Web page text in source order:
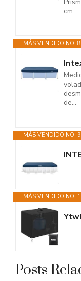
cm...
MÁS VENDIDO NO. 8
de...
MÁS VENDIDO NO. 9
MÁS VENDIDO NO.
Posts